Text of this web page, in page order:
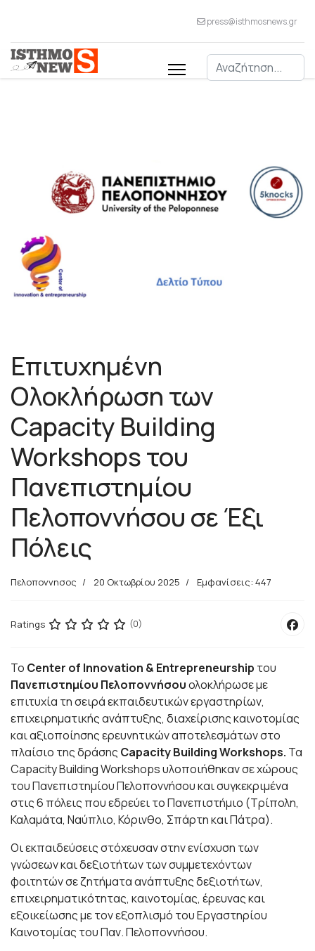
press@isthmosnews.gr
Αναζήτηση
Επιτυχημένη
Ολοκλήρωση των
Capacity Building
Workshops του
Πανεπιστημίου
Πελοποννήσου σε Έξι
Πόλεις
Πελοποννησος 20 Οκτωβρίου 2025 Εμφανίσεις: 447
Ratings (0)
Το Center of Innovation & Entrepreneurship του
Πανεπιστημίου Πελοποννήσουολοκλήρωσε με
επιτυχία τη σειρά εκπαιδευτικών εργαστηρίων,
επιχειρηματικής ανάπτυξης, διαχείρισης καινοτομίας
και αξιοποίησης ερευνητικών αποτελεσμάτων στο
πλαίσιο της δράσης Capacity Building Workshops. Τα
Capacity Building Workshops υλοποιήθηκαν σε χώρους
του Πανεπιστημίου Πελοποννήσου και συγκεκριμένα
στις 6 πόλεις που εδρεύει το Πανεπιστήμιο (Τρίπολη,
Καλαμάτα, Ναύπλιο, Κόρινθο, Σπάρτη και Πάτρα).
Οι εκπαιδεύσεις στόχευσαν στην ενίσχυση των
γνώσεων και δεξιοτήτων των συμμετεχόντων
φοιτητών σε ζητήματα ανάπτυξης δεξιοτήτων,
επιχειρηματικότητας, καινοτομίας, έρευνας και
εξοικείωσης με τον εξοπλισμό του Εργαστηρίου
Καινοτομίας του Παν. Πελοποννήσου.